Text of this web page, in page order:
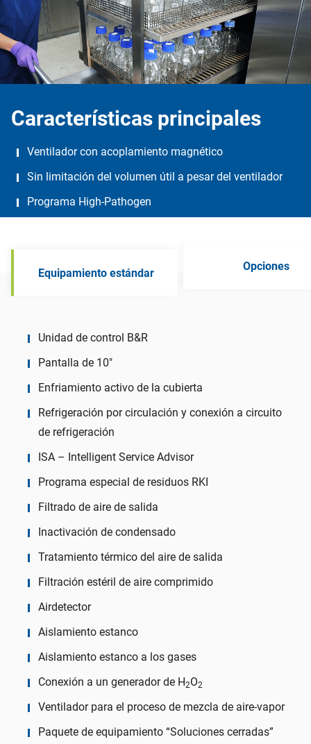
Características principales
Ventilador con acoplamiento magnético
Sin limitación del volumen útil a pesar del ventilador
Programa High-Pathogen
Equipamiento estándar
Opciones
Unidad de control B&R
Pantalla de 10″
Enfriamiento activo de la cubierta
Refrigeración por circulación y conexión a circuito
de refrigeración
ISA – Intelligent Service Advisor
Programa especial de residuos RKI
Filtrado de aire de salida
Inactivación de condensado
Tratamiento térmico del aire de salida
Filtración estéril de aire comprimido
Airdetector
Aislamiento estanco
Aislamiento estanco a los gases
Conexión a un generador de H2O2
Ventilador para el proceso de mezcla de aire-vapor
Paquete de equipamiento “Soluciones cerradas”